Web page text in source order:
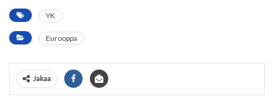
YK
Eurooppa
Jakaa